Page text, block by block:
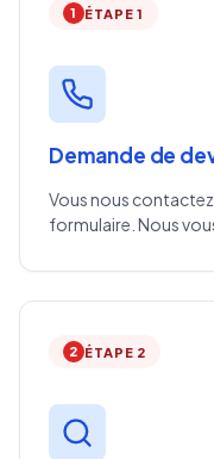
1 ÉTAPE 1
Demande de
Vous nous
formulaire. Nous
2 ÉTAPE 2